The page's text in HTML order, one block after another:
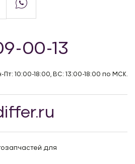
00-13
Пт: 10:00-18:00, ВС: 13:00-18:00 по МСК.
для